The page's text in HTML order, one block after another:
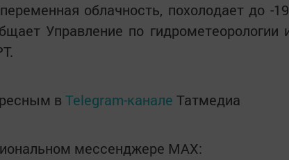
облачность, похолодает до -
Управление по гидрометеорологии
в Telegram-канале Татмедиа
мессенджере MАХ: